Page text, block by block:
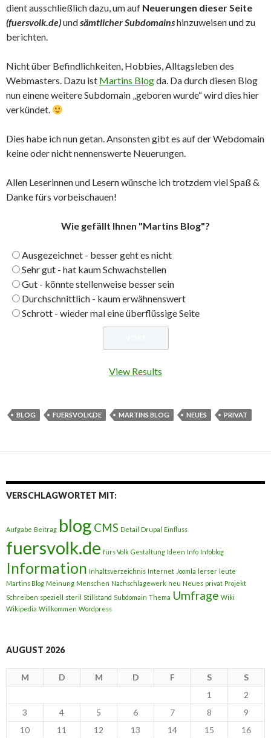
dient ausschließlich dazu, um auf Neuerungen dieser Seite
(fuersvolk.de)undsämtlicher Subdomainshinzuweisen und zu
berichten.
Nicht über Befindlichkeiten, Hobbies, Alltagsleben des
Webmasters. Dazu ist Martins Blogda. Da durch diesen Blog
nun einene weitere Subdomain „geboren wurde“ wird dies hier
verkündet.
Dies habe ich nun getan. Ansonsten gibt es auf der Webdomain
keine oder nicht nennenswerte Neuerungen.
Allen Leserinnen und Lesern wünsche ich trotzdem viel Spaß &
Danke fürs vorbeischauen!
Wie gefällt Ihnen "Martins Blog"?
Ausgezeichnet - besser geht es nicht
Sehr gut - hat kaum Schwachstellen
Gut - könnte stellenweise besser sein
Durchschnittlich - kaum erwähnenswert
Schrott - wieder mal eine überflüssige Seite
View Results
BLOG FUERSVOLK.DE MARTINS BLOG NEUES PRIVAT
VERSCHLAGWORTET MIT:
Aufgabe Beitrag blog CMS Detail Drupal Einfluss
fuersvolk.de fürs Volk Gestaltung Ideen Info Infoblog
Information Inhaltsverzeichnis Internet Joomla lerser leute
Martins Blog Meinung Menschen Nachschlagewerk neu Neues privat Projekt
Schreiben speziell steril Stillstand Subdomain Thema Umfrage Wiki
Wikipedia Willkommen Wordpress
AUGUST 2026
M D M D F S S
1
2
3
4 5 6 7 8
9
10
11 12 13 14 15
16